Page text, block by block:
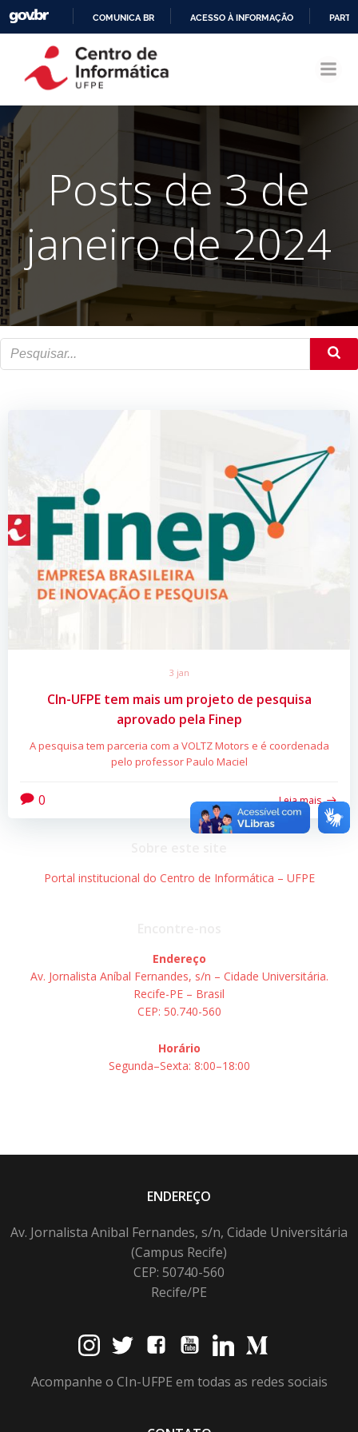
CONTEÚDO
COMUNICA BR ACESSO À INFORMAÇÃO
Posts de 3 de
janeiro de 2024
3 jan
CIn-UFPE tem mais um projeto de pesquisa
aprovado pela Finep
A pesquisa tem parceria com a VOLTZ Motors e é coordenada
pelo professor Paulo Maciel
0 Leia mais
Portal institucional do Centro de Informática – UFPE
Endereço
Av. Jornalista Aníbal Fernandes, s/n – Cidade Universitária.
Recife-PE – Brasil
CEP: 50.740-560
Horário
Segunda–Sexta: 8:00–18:00
ENDEREÇO
Av. Jornalista Anibal Fernandes, s/n, Cidade Universitária
(Campus Recife)
CEP: 50740-560
Recife/PE
Acompanhe o CIn-UFPE em todas as redes sociais